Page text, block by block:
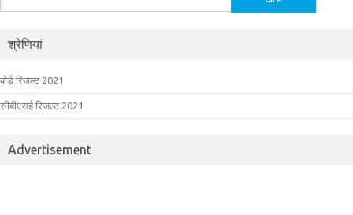
को
श्रेणियां
बोर्ड रिजल्ट 2021
सीबीएसई रिजल्ट 2021
Advertisement